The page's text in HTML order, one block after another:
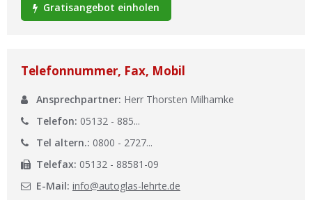
Werkstatt Login
Gratisangebot einholen
Telefonnummer, Fax, Mobil
Ansprechpartner: Herr Thorsten Milhamke
Telefon: 05132 - 885...
Tel altern.: 0800 - 2727...
Telefax: 05132 - 88581-09
E-Mail: info@autoglas-lehrte.de